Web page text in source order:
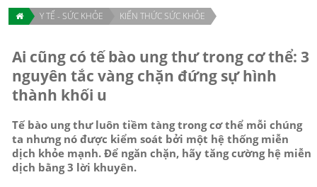
Y TẾ - SỨC KHỎE KIẾN THỨC SỨC KHỎE
Ai cũng có tế bào ung thư trong cơ thể: 3
nguyên tắc vàng chặn đứng sự hình
thành khối u
Tế bào ung thư luôn tiềm tàng trong cơ thể mỗi chúng
ta nhưng nó được kiểm soát bởi một hệ thống miễn
dịch khỏe mạnh. Để ngăn chặn, hãy tăng cường hệ miễn
dịch bằng 3 lời khuyên.